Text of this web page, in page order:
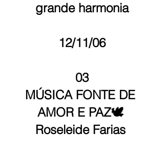
grande harmonia
12/11/06
03
MÚSICA FONTE DE
AMOR E PAZ🕊
Roseleide Farias